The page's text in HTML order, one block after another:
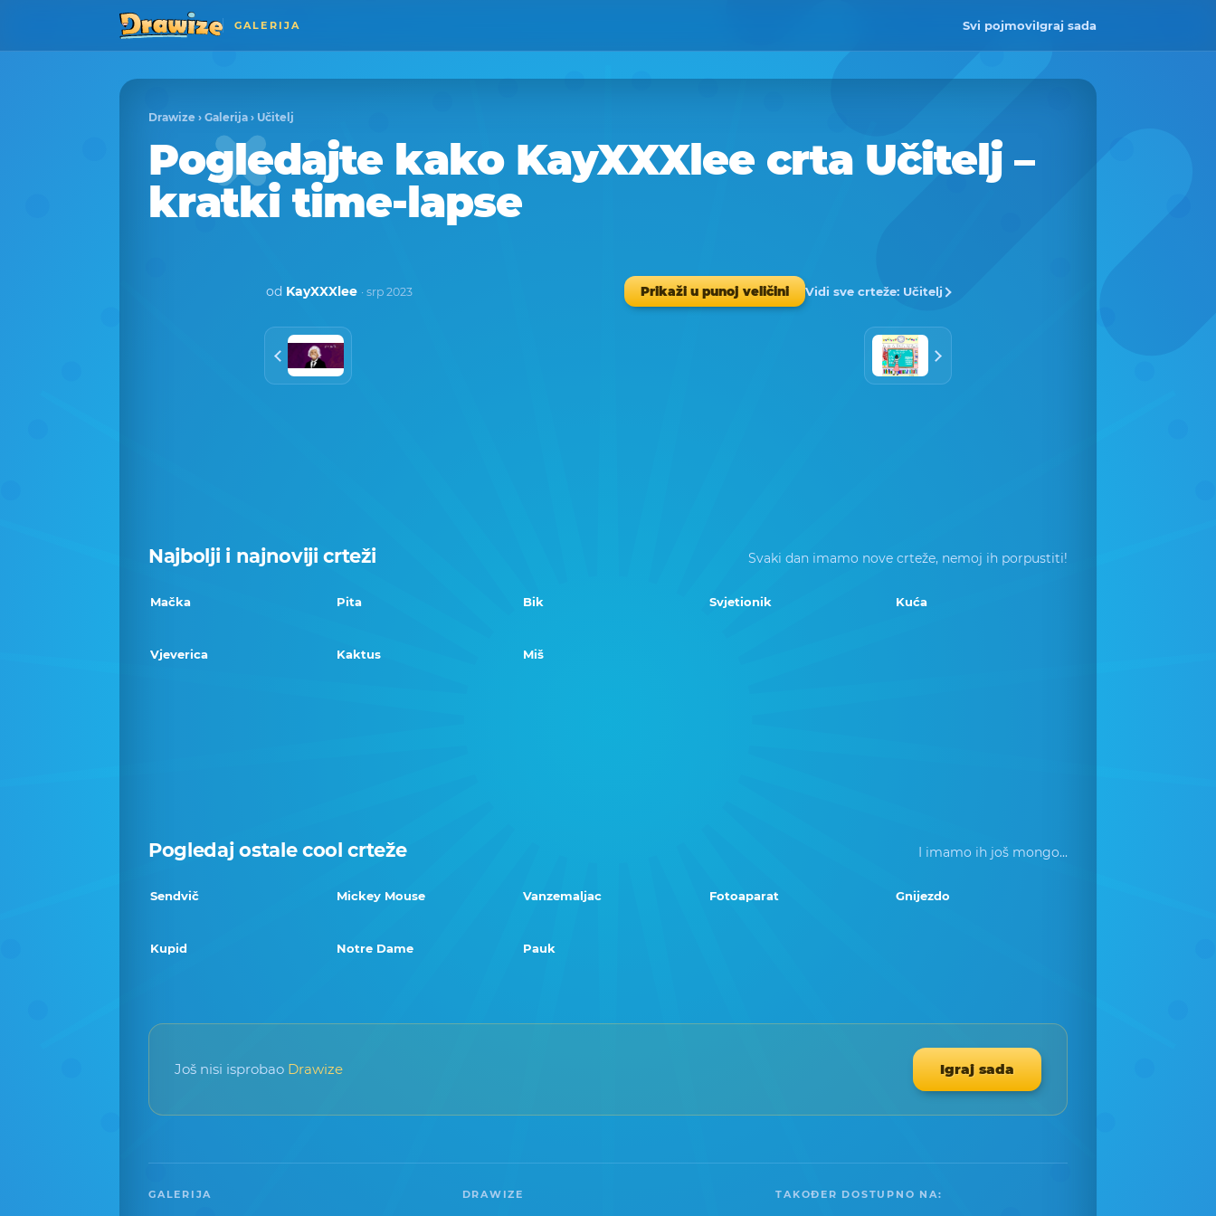
GALERIJA Svi pojmoviIgraj sada
Drawize › Galerija › Učitelj
Pogledajte kako KayXXXlee crta Učitelj –
kratki time-lapse
od KayXXXlee · srp 2023 Prikaži u punoj veličini Vidi sve crteže: Učitelj
Najbolji i najnoviji crteži Svaki dan imamo nove crteže, nemoj ih porpustiti!
Mačka Pita Bik Svjetionik Kuća
Vjeverica Kaktus Miš
Pogledaj ostale cool crteže I imamo ih još mongo...
Sendvič Mickey Mouse Vanzemaljac Fotoaparat Gnijezdo
Kupid Notre Dame Pauk
Još nisi isprobao Drawize Igraj sada
GALERIJA DRAWIZE TAKOĐER DOSTUPNO NA: